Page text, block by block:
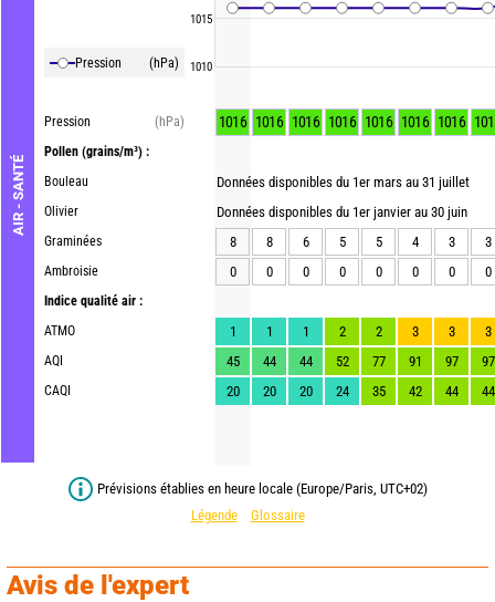
AIR - SANTÉ
Pression (hPa)
Pression
(hPa)
Pollen (grains/m³) :
Bouleau
Olivier
Graminées
Ambroisie
Indice qualité air :
ATMO
AQI
CAQI
1015
1010
1016 1016 1016 1016 1016 1016 1016
Données disponibles du 1er mars au 31 juillet
Données disponibles du 1er janvier au 30 juin
8
8 6 5 5 4 3
3
0
0 0 0 0 0 0 0
1 1 1 2 2 3 3
3
45
44 44 52 77 91 97
97
20
20 20 24 35 42 44 44
Prévisions établies en heure locale (Europe/Paris, UTC+02)
Légende
Glossaire
Avis de l'expert